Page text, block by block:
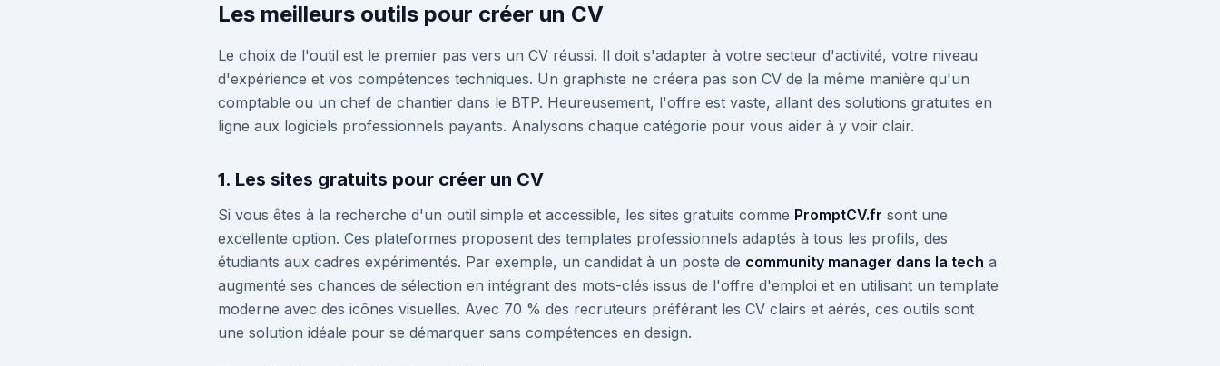
Les meilleurs outils pour créer un CV
Le choix de l'outil est le premier pas vers un CV réussi. Il doit s'adapter à votre secteur d'activité, votre niveau
d'expérience et vos compétences techniques. Un graphiste ne créera pas son CV de la même manière qu'un
comptable ou un chef de chantier dans le BTP. Heureusement, l'offre est vaste, allant des solutions gratuites en
ligne aux logiciels professionnels payants. Analysons chaque catégorie pour vous aider à y voir clair.
1. Les sites gratuits pour créer un CV
Si vous êtes à la recherche d'un outil simple et accessible, les sites gratuits comme PromptCV.fr sont une
excellente option. Ces plateformes proposent des templates professionnels adaptés à tous les profils, des
étudiants aux cadres expérimentés. Par exemple, un candidat à un poste de community manager dans la tech a
augmenté ses chances de sélection en intégrant des mots-clés issus de l'offre d'emploi et en utilisant un template
moderne avec des icônes visuelles. Avec 70 % des recruteurs préférant les CV clairs et aérés, ces outils sont
une solution idéale pour se démarquer sans compétences en design.